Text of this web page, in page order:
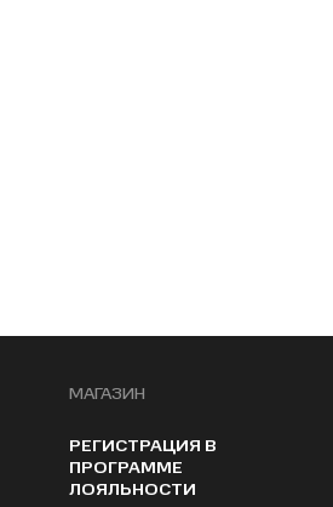
МАГАЗИН
РЕГИСТРАЦИЯ В
ПРОГРАММЕ
ЛОЯЛЬНОСТИ